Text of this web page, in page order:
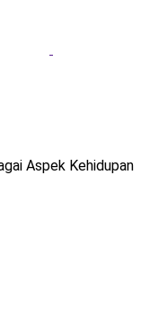
Aspek Kehidupan